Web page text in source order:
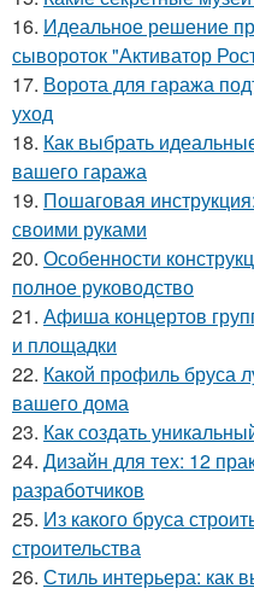
16. Идеальное решение
сывороток "Активатор
17. Ворота для гаража
уход
18. Как выбрать
вашего гаража
19. Пошаговая
своими руками
20. Особенности
полное руководство
21. Афиша концертов
и площадки
22. Какой профиль бруса
вашего дома
23. Как создать
24. Дизайн для тех: 12
разработчиков
25. Из какого бруса
строительства
26. Стиль интерьера: как